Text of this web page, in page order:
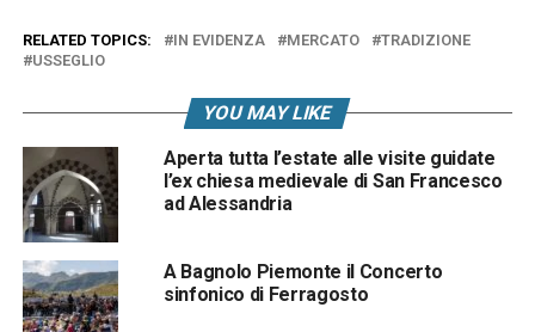
RELATED TOPICS: IN EVIDENZA MERCATO
TRADIZIONE
USSEGLIO
YOU MAY LIKE
Aperta tutta l’estate alle visite guidate
l’ex chiesa medievale di San Francesco
ad Alessandria
A Bagnolo Piemonte il Concerto
sinfonico di Ferragosto